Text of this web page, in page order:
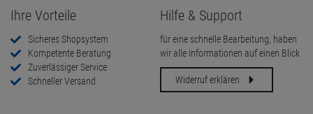
Ihre Vorteile
Sicheres Shopsystem
Kompetente Beratung
Zuverlässiger Service
Schneller Versand
Hilfe & Support
für eine schnelle Bearbeitung, haben
wir alle Informationen auf einen Blick
Widerruf erklären